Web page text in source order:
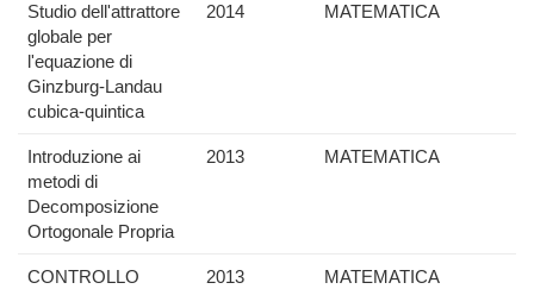
Studio dell'attrattore
globale per
l'equazione di
Ginzburg-Landau
cubica-quintica
2014 MATEMATICA
Introduzione ai
metodi di
Decomposizione
Ortogonale Propria
2013 MATEMATICA
CONTROLLO
2013 MATEMATICA